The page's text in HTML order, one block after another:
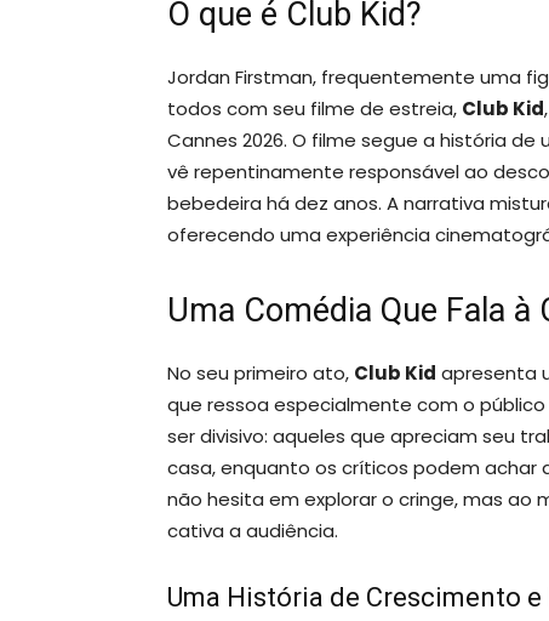
O que é Club Kid?
Jordan Firstman, frequentemente uma
todos com seu filme de estreia, Club Kid
Cannes 2026. O filme segue a história
vê repentinamente responsável ao
bebedeira há dez anos. A narrativa
oferecendo uma experiência
Uma Comédia Que Fala à
No seu primeiro ato, Club Kid apresenta
que ressoa especialmente com o público
ser divisivo: aqueles que apreciam seu
casa, enquanto os críticos podem achar
não hesita em explorar o cringe, mas
cativa a audiência.
Uma História de Crescimento